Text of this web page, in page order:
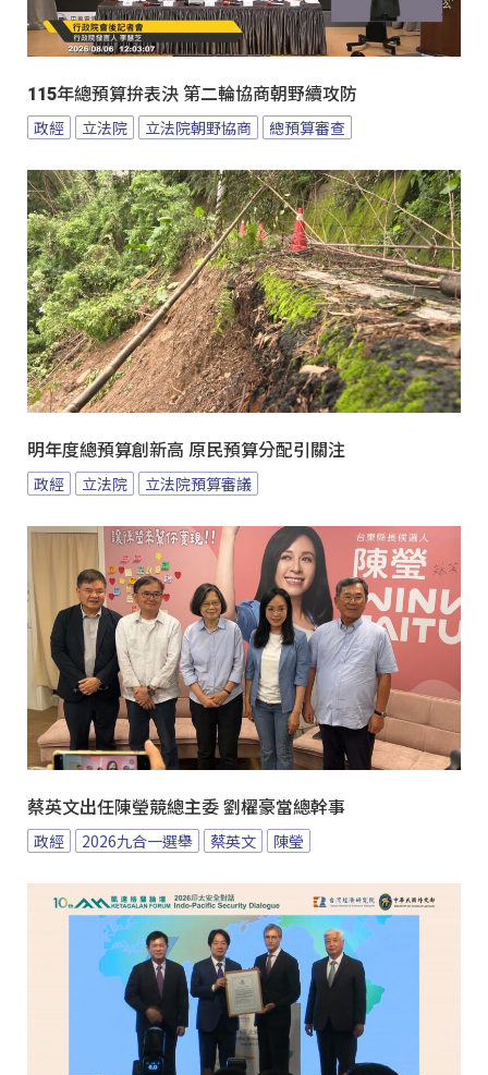
115年總預算拚表決 第二輪協商朝野續攻防
政經 立法院 立法院朝野協商 總預算審查
明年度總預算創新高 原民預算分配引關注
政經 立法院 立法院預算審議
蔡英文出任陳瑩競總主委 劉櫂豪當總幹事
政經 2026九合一選舉 蔡英文 陳瑩